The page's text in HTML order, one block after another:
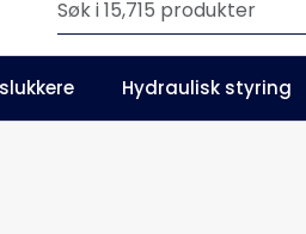
Våre katalogerHydraulisk styring